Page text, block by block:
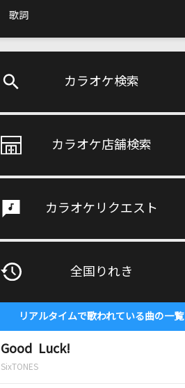
歌詞
カラオケ検索
カラオケ店舗検索
カラオケリクエスト
全国りれき
リアルタイムで歌われている曲の一覧
Good Luck!
SixTONES